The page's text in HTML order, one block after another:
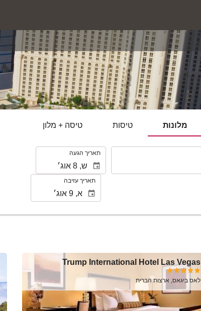
מלונות טיסות טיסה + מלון
תאריך הגעה
תאריך עזיבה
Trump International Hotel Las Vegas
לאס ביגאס, ארצות הברית